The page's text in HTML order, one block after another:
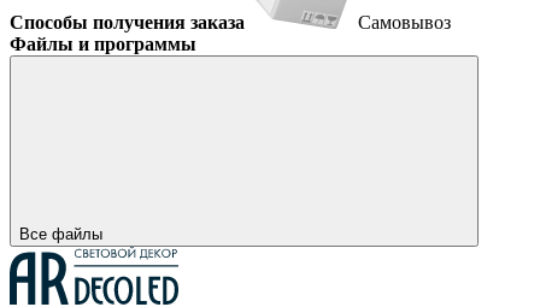
Способы получения заказа
Самовывоз
Файлы и программы
Все файлы